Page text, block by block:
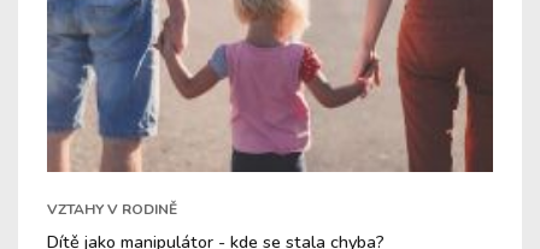
VZTAHY V RODINĚ
Dítě jako manipulátor - kde se stala chyba?